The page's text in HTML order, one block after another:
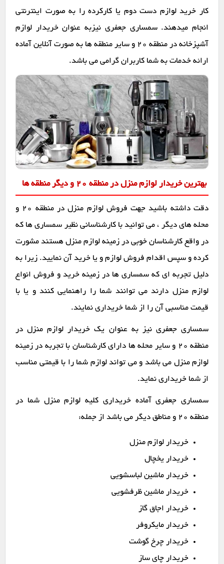
کار خرید لوازم دست دوم یا کارکرده را به صورت اینترنتی
انجام میدهند. سمساری جعفری نیزبه عنوان خریدار لوازم
آشپزخانه در منطقه 20 و سایر منطقه ها به صورت آنلاین آماده
ارائه خدمات به شما کاربران گرامی می باشد.
بهترین خریدار لوازم منزل در منطقه 20 و دیگر منطقه ها
دقت داشته باشید جهت فروش لوازم منزل در منطقه 20 و
محله های دیگر ، می توانید با کارشناسانی نظیر سمساری ها که
در واقع کارشناسان خوبی در زمینه لوازم منزل هستند مشورت
کرده و سپس اقدام فروش لوازم و یا خرید آن نمایید. زیرا به
دلیل تجربه ای که سمساری ها در زمینه خرید و فروش انواع
لوازم منزل دارند می توانند شما را راهنمایی کنند و یا با
قیمت مناسبی آن را از شما خریداری نمایند.
سمساری جعفری نیز به عنوان یک خریدار لوازم منزل در
منطقه 20 و سایر محله ها دارای کارشناسان با تجربه در زمینه
لوازم منزل می باشد و می تواند لوازم شما را با قیمتی مناسب
از شما خریداری نماید.
سمساری جعفری آماده خریداری کلیه لوازم منزل شما در
منطقه 20 و مناطق دیگر می باشد از جمله:
خریدار لوازم منزل
خریدار یخچال
خریدار ماشین لباسشویی
خریدار ماشین ظرفشویی
خریدار اجاق گاز
خریدار مایکروفر
خریدار چرخ گوشت
خریدار چای ساز